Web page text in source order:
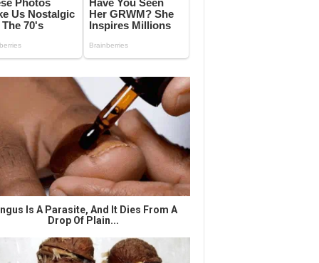
Is A Parasite, And It Dies From A
Drop Of Plain...